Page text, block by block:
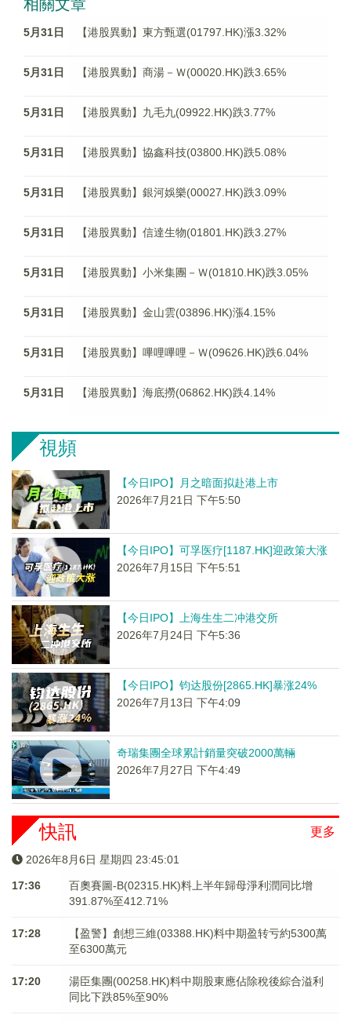
相關文章
5月31日 【港股異動】東方甄選(01797.HK)漲3.32%
5月31日 【港股異動】商湯－Ｗ(00020.HK)跌3.65%
5月31日 【港股異動】九毛九(09922.HK)跌3.77%
5月31日 【港股異動】協鑫科技(03800.HK)跌5.08%
5月31日 【港股異動】銀河娛樂(00027.HK)跌3.09%
5月31日 【港股異動】信達生物(01801.HK)跌3.27%
5月31日 【港股異動】小米集團－Ｗ(01810.HK)跌3.05%
5月31日 【港股異動】金山雲(03896.HK)漲4.15%
5月31日 【港股異動】嗶哩嗶哩－Ｗ(09626.HK)跌6.04%
5月31日 【港股異動】海底撈(06862.HK)跌4.14%
視頻
【今日IPO】月之暗面拟赴港上市
2026年7月21日 下午5:50
【今日IPO】可孚医疗[1187.HK]迎政策大涨
2026年7月15日 下午5:51
【今日IPO】上海生生二冲港交所
2026年7月24日 下午5:36
【今日IPO】钧达股份[2865.HK]暴涨24%
2026年7月13日 下午4:09
奇瑞集團全球累計銷量突破2000萬輛
2026年7月27日 下午4:49
更多
快訊
2026年8月6日 星期四 23:45:01
17:36
百奧賽圖-B(02315.HK)料上半年歸母淨利潤同比增
391.87%至412.71%
17:28
【盈警】創想三維(03388.HK)料中期盈转亏約5300萬
至6300萬元
17:20
湯臣集團(00258.HK)料中期股東應佔除稅後綜合溢利
同比下跌85%至90%